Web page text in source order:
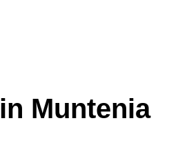
Muntenia